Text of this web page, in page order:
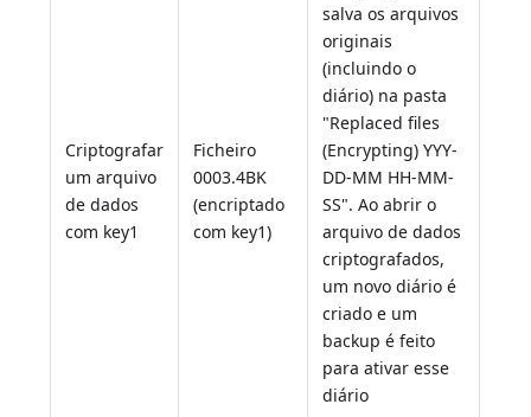
Criptografar
um arquivo
de dados
com key1
Ficheiro
0003.4BK
(encriptado
com key1)
salva os arquivos
originais
(incluindo o
diário) na pasta
"Replaced files
(Encrypting) YYY-
DD-MM HH-MM-
SS". Ao abrir o
arquivo de dados
criptografados,
um novo diário é
criado e um
backup é feito
para ativar esse
diário